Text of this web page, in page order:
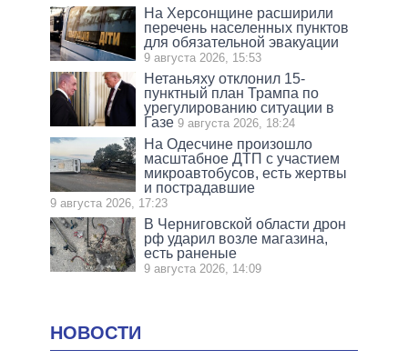
На Херсонщине расширили
перечень населенных пунктов
для обязательной эвакуации
9 августа 2026, 15:53
Нетаньяху отклонил 15-
пунктный план Трампа по
урегулированию ситуации в
Газе 9 августа 2026, 18:24
На Одесчине произошло
масштабное ДТП с участием
микроавтобусов, есть жертвы
и пострадавшие
9 августа 2026, 17:23
В Черниговской области дрон
рф ударил возле магазина,
есть раненые
9 августа 2026, 14:09
НОВОСТИ